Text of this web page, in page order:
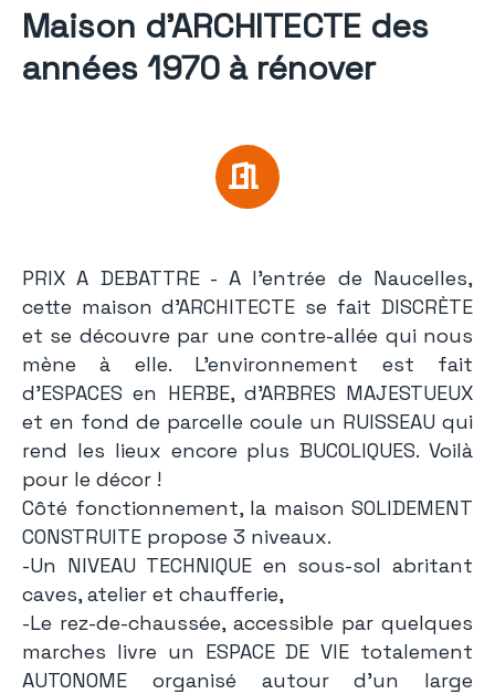
Maison d’ARCHITECTE des
années 1970 à rénover
PRIX A DEBATTRE - A l’entrée de Naucelles,
cette maison d’ARCHITECTE se fait DISCRÈTE
et se découvre par une contre-allée qui nous
mène à elle. L’environnement est fait
d’ESPACES en HERBE, d’ARBRES MAJESTUEUX
et en fond de parcelle coule un RUISSEAU qui
rend les lieux encore plus BUCOLIQUES. Voilà
pour le décor !
Côté fonctionnement, la maison SOLIDEMENT
CONSTRUITE propose 3 niveaux.
-Un NIVEAU TECHNIQUE en sous-sol abritant
caves, atelier et chaufferie,
-Le rez-de-chaussée, accessible par quelques
marches livre un ESPACE DE VIE totalement
AUTONOME organisé autour d’un large